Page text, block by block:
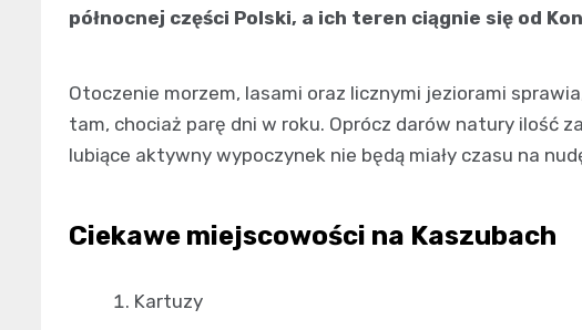
północnej części Polski, a ich teren ciągnie się od
Otoczenie morzem, lasami oraz licznymi jeziorami
tam, chociaż parę dni w roku. Oprócz darów natury ilość
lubiące aktywny wypoczynek nie będą miały czasu na
Ciekawe miejscowości na Kaszubach
Kartuzy